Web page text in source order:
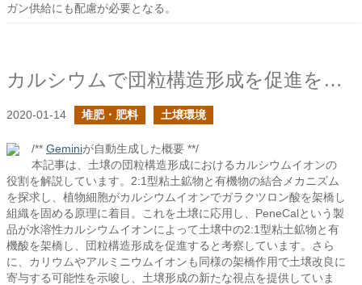
ガン供給にも配慮が必要となる。
カルシウムで団粒構造形成を促進を謳う土壌改良剤
2020-01-14 堆肥・肥料 土壌環境
/** Geminiが自動生成した概要 **/
本記事は、土壌の団粒構造形成におけるカルシウムイオンの
役割を解説しています。2:1型粘土鉱物と有機物の結合メカニズム
を探求し、植物細胞がカルシウムイオンでガラクツロン酸を架橋し
組織を固める原理に着目。これを土壌に応用し、PeneCalという製
品が水溶性カルシウムイオンによって土壌中の2:1型粘土鉱物と有
機酸を架橋し、団粒構造形成を促進すると考察しています。さら
に、カリウムやアルミニウムイオンも同様の架橋作用で土壌改良に
寄与する可能性を示唆し、土壌形成の新たな視点を提供していま